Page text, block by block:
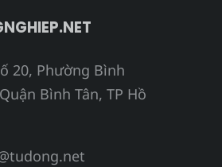
20, Phường Bình
Bình Tân, TP Hồ